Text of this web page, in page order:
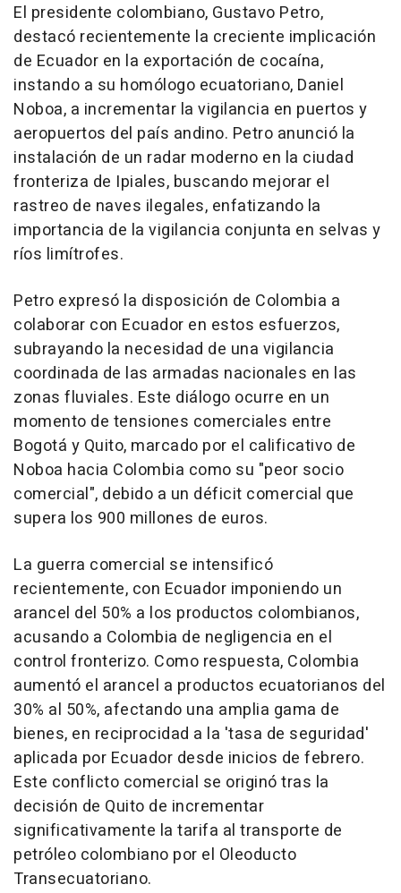
El presidente colombiano, Gustavo Petro,
destacó recientemente la creciente implicación
de Ecuador en la exportación de cocaína,
instando a su homólogo ecuatoriano, Daniel
Noboa, a incrementar la vigilancia en puertos y
aeropuertos del país andino. Petro anunció la
instalación de un radar moderno en la ciudad
fronteriza de Ipiales, buscando mejorar el
rastreo de naves ilegales, enfatizando la
importancia de la vigilancia conjunta en selvas y
ríos limítrofes.
Petro expresó la disposición de Colombia a
colaborar con Ecuador en estos esfuerzos,
subrayando la necesidad de una vigilancia
coordinada de las armadas nacionales en las
zonas fluviales. Este diálogo ocurre en un
momento de tensiones comerciales entre
Bogotá y Quito, marcado por el calificativo de
Noboa hacia Colombia como su "peor socio
comercial", debido a un déficit comercial que
supera los 900 millones de euros.
La guerra comercial se intensificó
recientemente, con Ecuador imponiendo un
arancel del 50% a los productos colombianos,
acusando a Colombia de negligencia en el
control fronterizo. Como respuesta, Colombia
aumentó el arancel a productos ecuatorianos del
30% al 50%, afectando una amplia gama de
bienes, en reciprocidad a la 'tasa de seguridad'
aplicada por Ecuador desde inicios de febrero.
Este conflicto comercial se originó tras la
decisión de Quito de incrementar
significativamente la tarifa al transporte de
petróleo colombiano por el Oleoducto
Transecuatoriano.